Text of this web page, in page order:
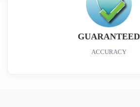
GUARANTEED
ACCURACY